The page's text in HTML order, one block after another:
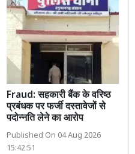
Fraud: सहकारी बैंक के वरिष्ठ
प्रबंधक पर फर्जी दस्तावेजों से
पदोन्नति लेने का आरोप
Published On 04 Aug 2026
15:42:51